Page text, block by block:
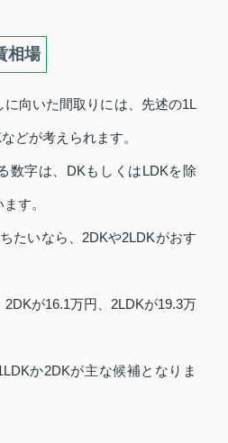
相場
に向いた間取りには、先述の1L
どが考えられます。
数字は、DKもしくはLDKを除
す。
たいなら、2DKや2LDKがおす
が16.1万円、2LDKが19.3万
か2DKが主な候補となりま